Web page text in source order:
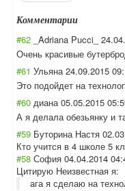
Комментарии
#62 _Adriana Pucci_
Очень красивые
#61 Ульяна 24.09.2015
Это подойдет на
#60 диана 05.05.2015
А я делала обезьянку и
#59 Буторина Настя
Кто учится в 4 школе 5
#58 София 04.04.2014
Цитирую Неизвестная я:
ага я сделаю на